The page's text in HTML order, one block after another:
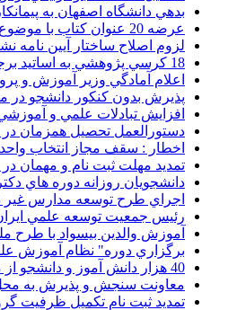
بدهي دانشگاه اصفهان به
عرضه 20 عنوان کتاب با موضوع سبک زندگي به دانشگاه‌ها
لزوم اصلاح ساختار آيين نامه
18 کرسي پژوهشي به اساتيد برجسته اهدا شده است
اعلام آمادگي وزير آموزش و
پذيرش بدون کنکور دانشجو
افزايش تبادلات علمي و
دستورالعمل تحصیل همزمان در
اخطار : سقف مجاز انتخاب واحد
تمدید مهلت ثبت نام و مهمان در
دانشجويان روزانه دوره هاي
اجراي طرح توسعه مدارس غير دولتي در 27
رئيس جمعيت توسعه علمي
آموزش والدين بيسواد با طرح
برگزاري دوره" نظام آموزش
40 هزار دانش آموز و دانشجو از موزه دارآباد بازديد کردند
معاونت سنجش و پذيرش به محل
تمديد ثبت نام تکميل ظرفيت